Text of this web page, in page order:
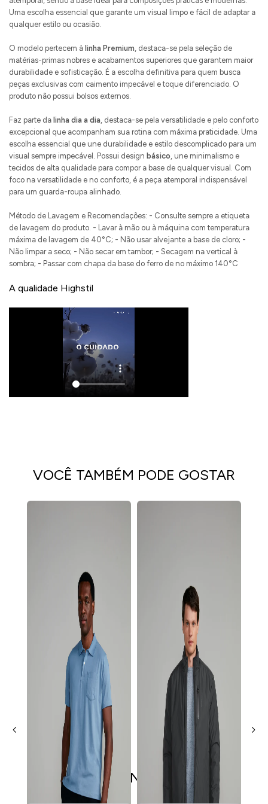
Uma escolha essencial que garante um visual limpo e fácil de adaptar a
qualquer estilo ou ocasião.
O modelo pertecem à linha Premium, destaca-se pela seleção de
matérias-primas nobres e acabamentos superiores que garantem maior
durabilidade e sofisticação. É a escolha definitiva para quem busca
peças exclusivas com caimento impecável e toque diferenciado. O
produto não possui bolsos externos.
Faz parte da linha dia a dia, destaca-se pela versatilidade e pelo conforto
excepcional que acompanham sua rotina com máxima praticidade. Uma
escolha essencial que une durabilidade e estilo descomplicado para um
visual sempre impecável. Possui design básico, une minimalismo e
tecidos de alta qualidade para compor a base de qualquer visual. Com
foco na versatilidade e no conforto, é a peça atemporal indispensável
para um guarda-roupa alinhado.
Método de Lavagem e Recomendações: - Consulte sempre a etiqueta
de lavagem do produto. - Lavar à mão ou à máquina com temperatura
máxima de lavagem de 40°C; - Não usar alvejante a base de cloro; -
Não limpar a seco; - Não secar em tambor; - Secagem na vertical à
sombra; - Passar com chapa da base do ferro de no máximo 140°C
A qualidade Highstil
VOCÊ TAMBÉM PODE GOSTAR
ÚLTIMOS LANÇAMENTOS